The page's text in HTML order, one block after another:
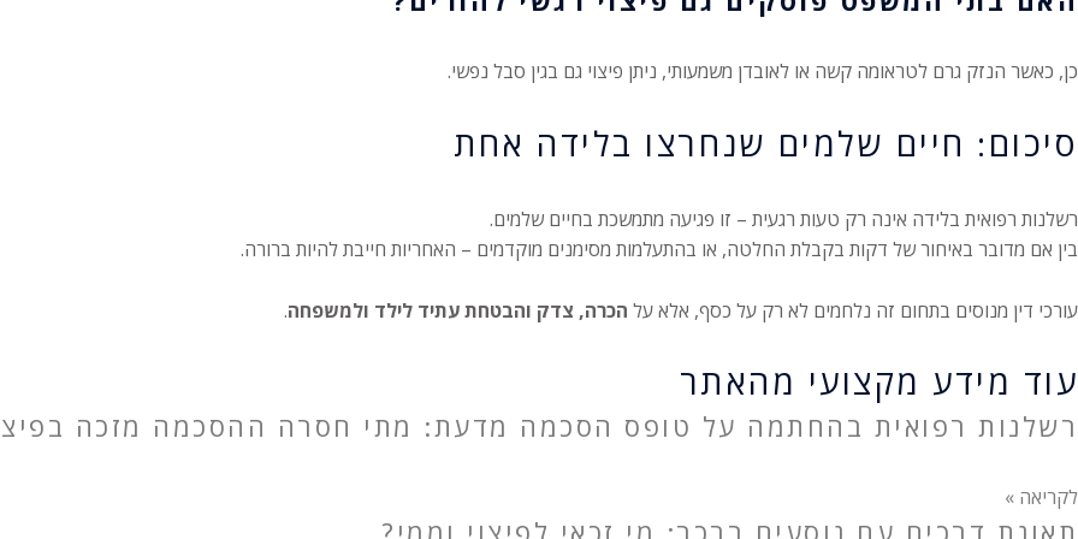
כן, כאשר הנזק גרם לטראומה קשה או לאובדן משמעותי, ניתן פיצוי גם בגין סבל נפשי.
סיכום: חיים שלמים שנחרצו בלידה אחת
רשלנות רפואית בלידה אינה רק טעות רגעית – זו פגיעה מתמשכת בחיים שלמים.
בין אם מדובר באיחור של דקות בקבלת החלטה, או בהתעלמות מסימנים מוקדמים – האחריות חייבת להיות ברורה.
עורכי דין מנוסים בתחום זה נלחמים לא רק על כסף, אלא על הכרה, צדק והבטחת עתיד לילד ולמשפחה.
עוד מידע מקצועי מהאתר
רשלנות רפואית בהחתמה על טופס הסכמה מדעת: מתי חסרה ההסכמה מזכה
לקריאה »
תאונת דרכים עם נוסעים ברכב: מי זכאי לפיצוי וממי?